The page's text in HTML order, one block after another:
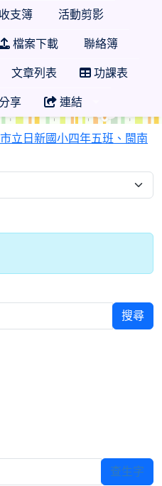
收支簿 活動剪影
檔案下載 聯絡簿
文章列表 功課表
享 連結
搜尋
查生字